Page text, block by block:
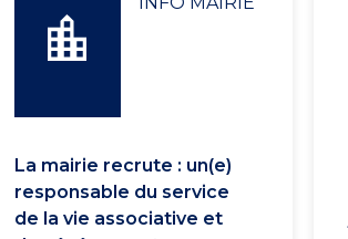
La mairie recrute : un(e)
responsable du service
de la vie associative et